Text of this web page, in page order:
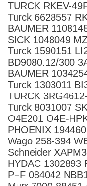
TURCK RKEV-
Turck 6628557
BAUMER
SICK 1048049
Turck 1590151
BD9080.12/300
BAUMER
Turck 1303011
TURCK
Turck 8031007
O4E201 O4E-
PHOENIX
Wago 258-394
Schneider
HYDAC 1302893
P+F 084042